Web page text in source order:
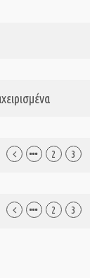
2 3
2 3